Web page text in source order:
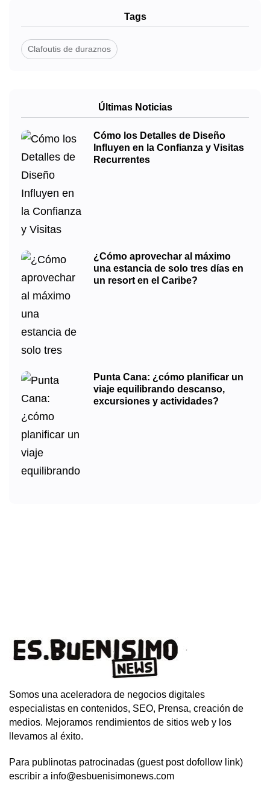
Tags
Clafoutis de duraznos
Últimas Noticias
Cómo los Detalles de Diseño
Influyen en la Confianza y Visitas
Recurrentes
¿Cómo aprovechar al máximo
una estancia de solo tres días en
un resort en el Caribe?
Punta Cana: ¿cómo planificar un
viaje equilibrando descanso,
excursiones y actividades?
Somos una aceleradora de negocios digitales
especialistas en contenidos, SEO, Prensa, creación de
medios. Mejoramos rendimientos de sitios web y los
llevamos al éxito.
Para publinotas patrocinadas (guest post dofollow link)
escribir a info@esbuenisimonews.com